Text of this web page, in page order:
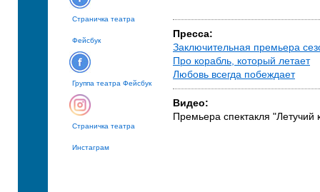
Страничка театра
Фейсбук
Группа театра Фейсбук
Страничка театра
Инстаграм
Пресса:
Заключительная премьера
Про корабль, который летает
Любовь всегда побеждает
Видео:
Премьера спектакля